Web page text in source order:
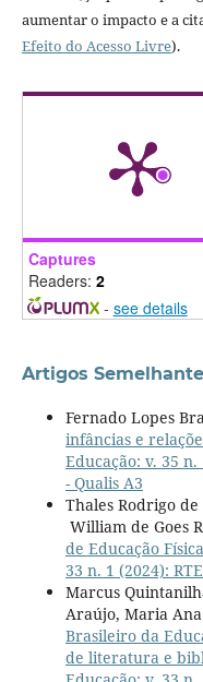
aumentar o impacto e a
Efeito do Acesso Livre).
Captures
Readers: 2
- see details
Artigos
Fernado Lopes
infâncias e
Educação: v. 35
- Qualis A3
Thales Rodrigo
William de Goes
de Educação
33 n. 1 (2024):
Marcus
Araújo, Maria
Brasileiro da
de literatura e